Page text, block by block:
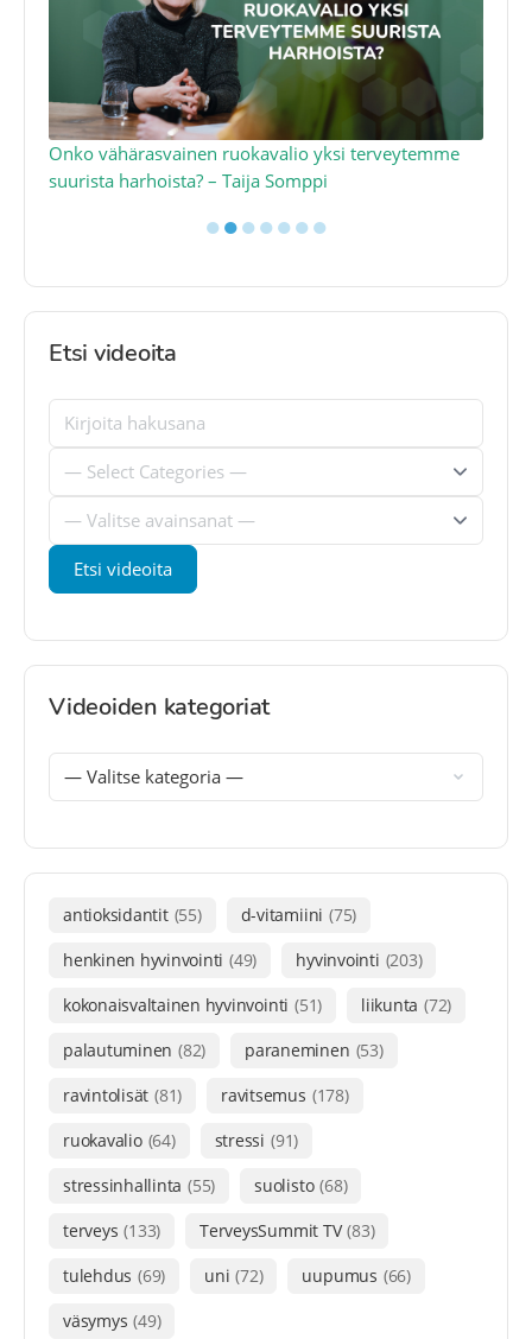
Onko vähärasvainen ruokavalio yksi terveytemme
suurista harhoista? – Taija Somppi
●●●●●●●
Etsi videoita
Videoiden kategoriat
antioksidantit (55) d-vitamiini (75)
henkinen hyvinvointi (49) hyvinvointi (203)
kokonaisvaltainen hyvinvointi (51) liikunta (72)
palautuminen (82) paraneminen (53)
ravintolisät (81) ravitsemus (178)
ruokavalio (64) stressi (91)
stressinhallinta (55) suolisto (68)
terveys (133) TerveysSummit TV (83)
tulehdus (69) uni (72) uupumus (66)
väsymys (49)